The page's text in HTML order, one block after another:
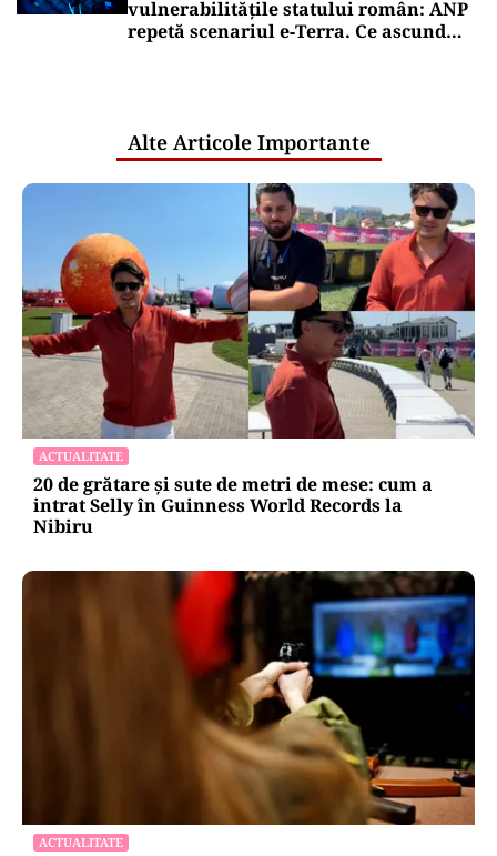
vulnerabilitățile statului român: ANP
repetă scenariul e‑Terra. Ce ascund
Alte Articole Importante
ACTUALITATE
20 de grătare și sute de metri de mese: cum a
intrat Selly în Guinness World Records la
Nibiru
ACTUALITATE